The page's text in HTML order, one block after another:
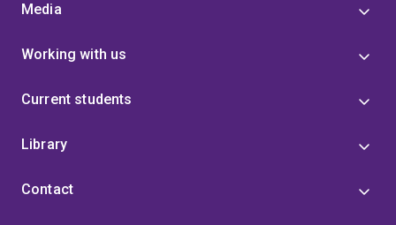
Media
Working with us
Current students
Library
Contact